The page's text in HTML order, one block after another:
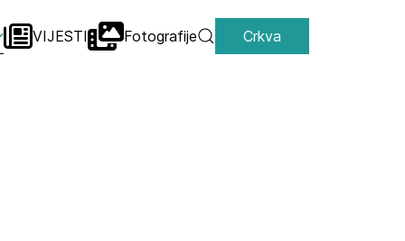
VIJESTI Fotografije Crkva